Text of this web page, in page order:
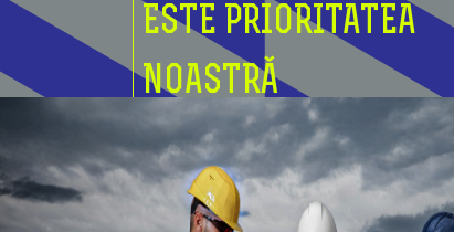
ESTE PRIORITATEA
NOASTRĂ